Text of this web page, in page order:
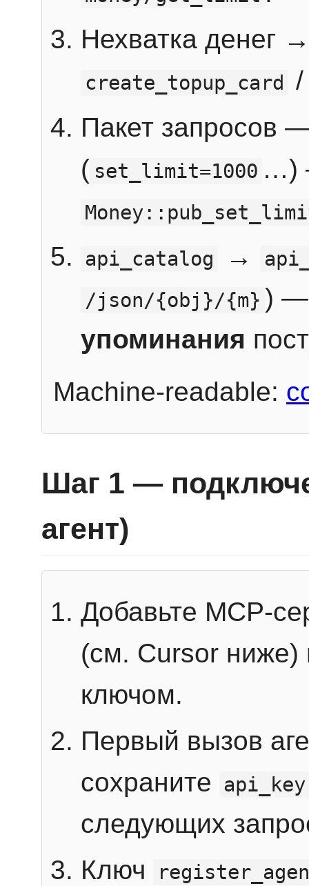
Нехватка денег
create_topup_card
Пакет запросов
( set_limit=1000 …)
api_catalog
→
/json/{obj}/{m} ) —
упоминания
Machine-readable:
Шаг 1 —
агент)
Добавьте MCP-
(см. Cursor ниже)
ключом.
Первый вызов
сохраните
api_key
следующих
Ключ